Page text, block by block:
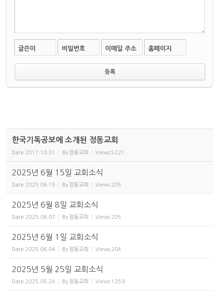
글쓴이 비밀번호 이메일 주소 홈페이지
한국기독공보에 소개된 정동교회
Date 2017.10.31 By 정동교회 Views 5221
2025년 6월 15일 교회소식
Date 2025.06.15 By 정동교회 Views 205
2025년 6월 8일 교회소식
Date 2025.06.07 By 정동교회 Views 205
2025년 6월 1일 교회소식
Date 2025.06.04 By 정동교회 Views 204
2025년 5월 25일 교회소식
Date 2025.05.24 By 정동교회 Views 1259